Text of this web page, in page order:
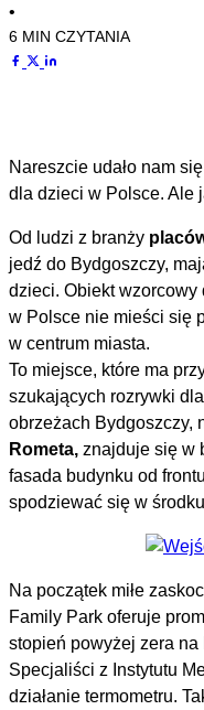
•
6 MIN CZYTANIA
Nareszcie udało nam
dla dzieci w Polsce. Ale
Od ludzi z branży
jedź do Bydgoszczy,
dzieci. Obiekt
w Polsce nie mieści się
w centrum miasta.
To miejsce, które ma
szukających rozrywki
obrzeżach Bydgoszczy,
Rometa, znajduje się w
fasada budynku od
spodziewać się w
Na początek miłe
Family Park oferuje
stopień powyżej zera na
Specjaliści z Instytutu
działanie termometru.